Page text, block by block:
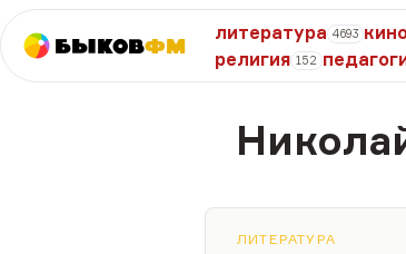
БыковФМ
литература 4693
религия 152
ЛИТЕРАТУРА